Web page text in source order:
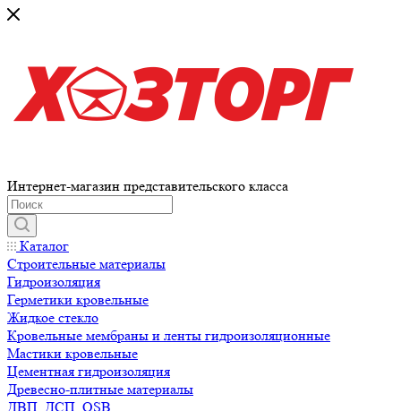
Интернет-магазин представительского класса
Каталог
Строительные материалы
Гидроизоляция
Герметики кровельные
Жидкое стекло
Кровельные мембраны и ленты гидроизоляционные
Мастики кровельные
Цементная гидроизоляция
Древесно-плитные материалы
ДВП, ДСП, OSB